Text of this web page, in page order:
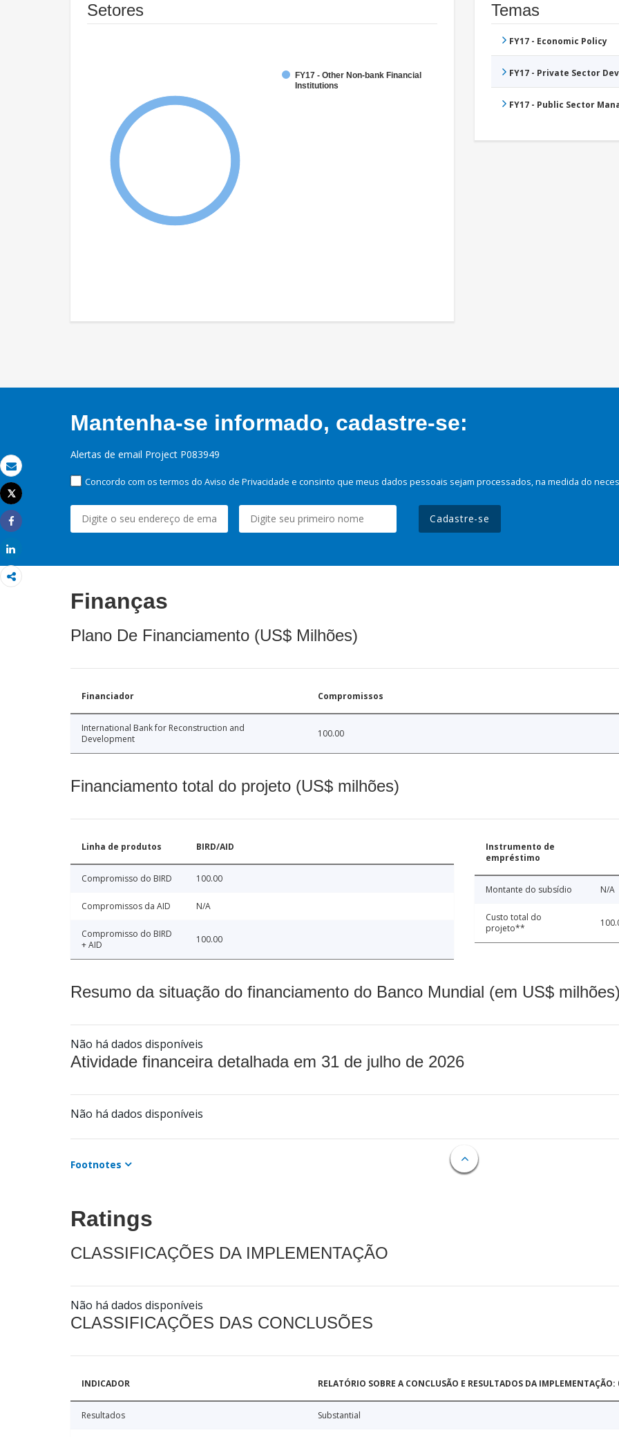
Email
Imprimir
Tweet
Share
Setores
FY17 - Other Non-bank Financial
Institutions
Temas
FY17 - Economic Policy
FY17 - Private Sector
FY17 - Public Sector
Mantenha-se informado, cadastre-se:
Alertas de email Project P083949
Concordo com os termos do Aviso de Privacidade e consinto que meus dados pessoais sejam processados, na medida do
Cadastre-se
Finanças
Plano De Financiamento (US$ Milhões)
Financiador Compromissos
International Bank for Reconstruction and
Development
100.00
Financiamento total do projeto (US$ milhões)
Linha de produtos BIRD/AID
Compromisso do BIRD 100.00
Compromissos da AID N/A
Compromisso do BIRD
+ AID
100.00
Instrumento de
empréstimo
Montante do subsídio N/A
Custo total do
projeto**
Resumo da situação do financiamento do Banco Mundial (em US$
Não há dados disponíveis
Atividade financeira detalhada em 31 de julho de 2026
Não há dados disponíveis
Footnotes
Ratings
CLASSIFICAÇÕES DA IMPLEMENTAÇÃO
Não há dados disponíveis
CLASSIFICAÇÕES DAS CONCLUSÕES
INDICADOR RELATÓRIO SOBRE A CONCLUSÃO E RESULTADOS DA
Resultados Substantial